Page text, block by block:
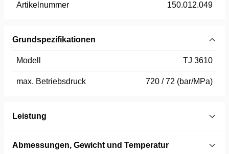
Artikelnummer 150.012.049
Grundspezifikationen
Modell TJ 3610
max. Betriebsdruck 720 / 72 (bar/MPa)
Leistung
Abmessungen, Gewicht und Temperatur